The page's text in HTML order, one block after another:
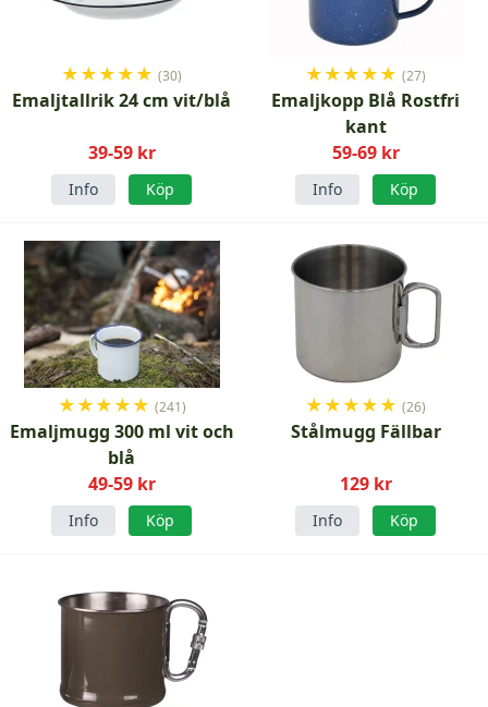
★★★★★ (30)
Emaljtallrik 24 cm vit/blå
39-59 kr
Info Köp
★★★★★ (27)
Emaljkopp Blå Rostfri
kant
59-69 kr
Info Köp
★★★★★ (241)
Emaljmugg 300 ml vit och
blå
49-59 kr
Info Köp
★★★★★ (26)
Stålmugg Fällbar
129 kr
Info Köp